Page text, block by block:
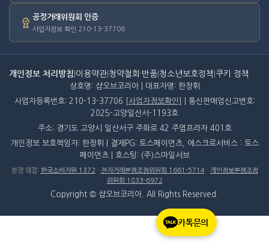
카톡문의
공정거래위원회 인증
사업자정보 확인 210-13-37706
개인정보 처리방침 이용약관 청약철회·반품 청소년보호정책 쿠키 정책
상호명: 샵오브코리아 | 대표자명: 한창휘
사업자등록번호: 210-13-37706
[사업자정보확인]
| 통신판매업신고번호:
2025-고양일산서-1193호
주소: 경기도 고양시 일산서구 주화로 42 주엽프라자 401호
개인정보 보호책임자: 한창휘 | 결제PG: 토스페이먼츠, 에스크로서비스 : 토스
페이먼츠 | 호스팅: (주)스마일서브
분쟁 해결: 한국소비자원 1372 · 전자거래분쟁조정위원회 1661-5714 · 개인정보분쟁조정
위원회 1833-6972
Copyright © 샵오브코리아. All Rights Reserved.